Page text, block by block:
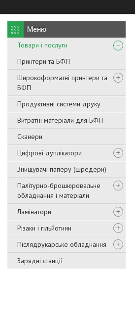
Товари і послуги
Принтери та БФП
Широкоформатні принтери та
БФП
Продуктивні системи друку
Витратні матеріали для БФП
Сканери
Цифрові дуплікатори
Знищувачі паперу (шредери)
Палітурно-брошюровальне
обладнання і матеріали
Ламінатори
Різаки і гільйотини
Післядрукарське обладнання
Зарядні станції